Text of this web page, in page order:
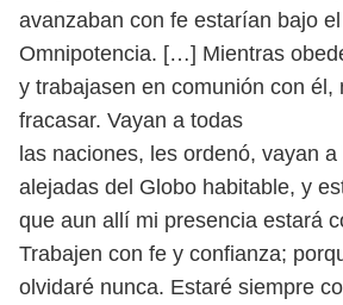
avanzaban con fe estarían bajo
Omnipotencia. […] Mientras
y trabajasen en comunión con él,
fracasar. Vayan a todas
las naciones, les ordenó, vayan
alejadas del Globo habitable, y
que aun allí mi presencia estará
Trabajen con fe y confianza;
olvidaré nunca. Estaré siempre